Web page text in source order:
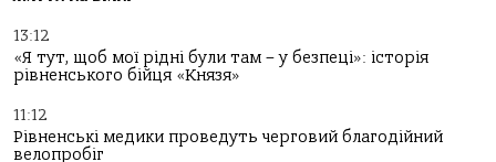
13:12
«Я тут, щоб мої рідні були там – у безпеці»: історія
рівненського бійця «Князя»
11:12
Рівненські медики проведуть черговий благодійний
велопробіг